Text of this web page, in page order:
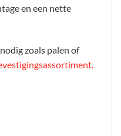
en een nette
zoals palen of